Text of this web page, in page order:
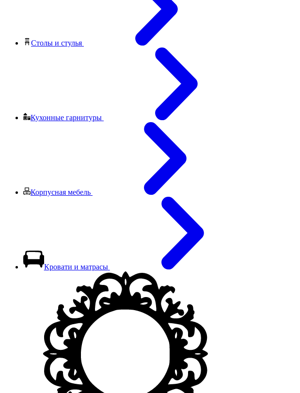
Столы и стулья
Кухонные гарнитуры
Корпусная мебель
Кровати и матрасы